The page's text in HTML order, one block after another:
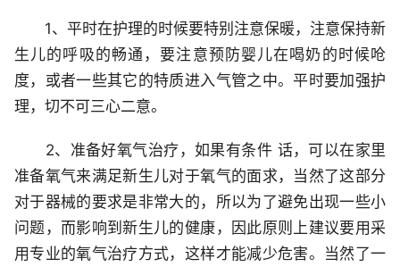
1、平时在护理的时候要特别注意保暖，注意保持新
生儿的呼吸的畅通，要注意预防婴儿在喝奶的时候呛
度，或者一些其它的特质进入气管之中。平时要加强护
理，切不可三心二意。
2、准备好氧气治疗，如果有条件 话，可以在家里
准备氧气来满足新生儿对于氧气的面求，当然了这部分
对于器械的要求是非常大的，所以为了避免出现一些小
问题，而影响到新生儿的健康，因此原则上建议要用采
用专业的氧气治疗方式，这样才能减少危害。当然了一